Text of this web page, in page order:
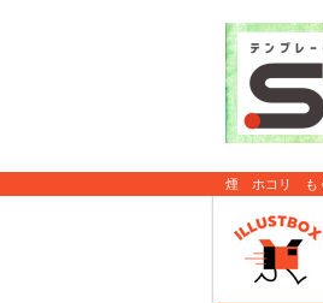
煙 ホコリ も